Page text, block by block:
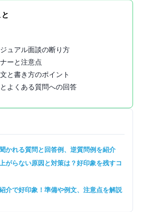
ュアル面談の断り方
ーと注意点
と書き方のポイント
よくある質問への回答
かれる質問と回答例、逆質問例を紹介
がらない原因と対策は？好印象を残すコ
介で好印象！準備や例文、注意点を解説